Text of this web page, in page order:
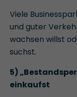
Viele
und guter
wachsen willst
suchst.
5)
einkaufst